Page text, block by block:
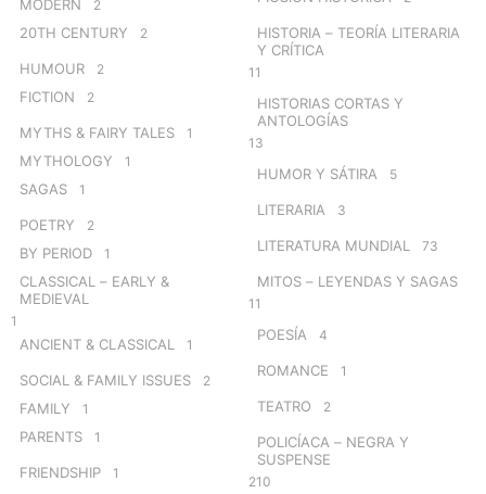
MODERN 2
20TH CENTURY 2
HUMOUR 2
FICTION 2
MYTHS & FAIRY TALES 1
MYTHOLOGY 1
SAGAS 1
POETRY 2
BY PERIOD 1
CLASSICAL – EARLY &
MEDIEVAL
1
ANCIENT & CLASSICAL 1
SOCIAL & FAMILY ISSUES 2
FAMILY 1
PARENTS 1
FRIENDSHIP 1
HISTORIA – TEORÍA LITERARIA
Y CRÍTICA
11
HISTORIAS CORTAS Y
ANTOLOGÍAS
13
HUMOR Y SÁTIRA 5
LITERARIA 3
LITERATURA MUNDIAL 73
MITOS – LEYENDAS Y SAGAS
11
POESÍA 4
ROMANCE 1
TEATRO 2
POLICÍACA – NEGRA Y
SUSPENSE
210